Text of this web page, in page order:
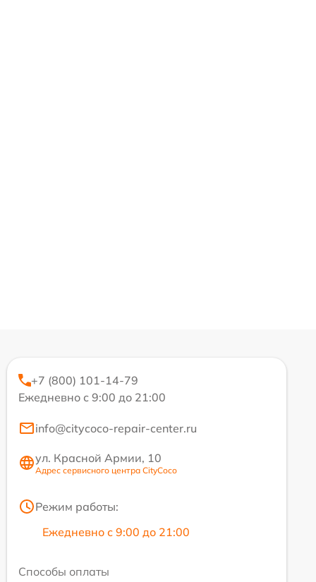
+7 (800) 101-14-79
Ежедневно с 9:00 до 21:00
info@citycoco-repair-center.ru
ул. Красной Армии, 10
Адрес сервисного центра CityCoco
Режим работы:
Ежедневно с 9:00 до 21:00
Способы оплаты